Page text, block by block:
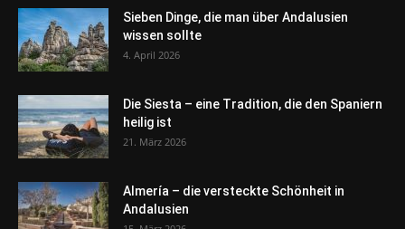
Sieben Dinge, die man über Andalusien
wissen sollte
4. April 2026
Die Siesta – eine Tradition, die den Spaniern
heilig ist
21. März 2026
Almería – die versteckte Schönheit in
Andalusien